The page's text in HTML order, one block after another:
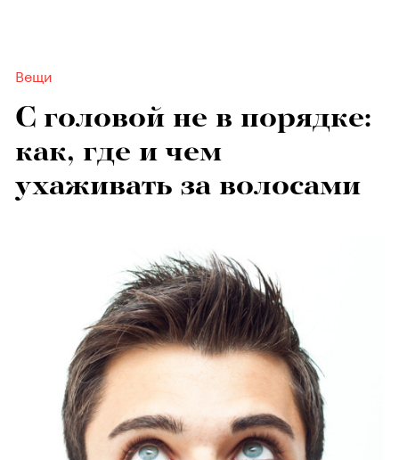
Вещи
С головой не в порядке:
как, где и чем
ухаживать за волосами